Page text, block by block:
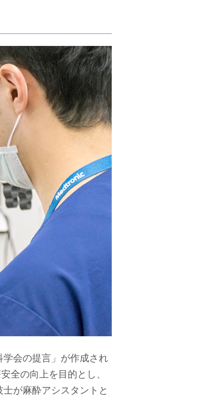
会の提言」が作成され
全の向上を目的とし、
が麻酔アシスタントと